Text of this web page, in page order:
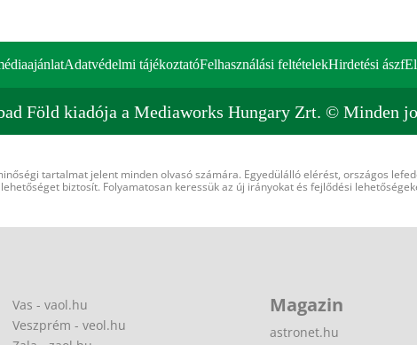
Adatvédelmi tájékoztatóFelhasználási feltételekHirdetési ászf
Föld kiadója a Mediaworks Hungary Zrt. © Minden
tartalmat jelent minden olvasó számára. Egyedülálló elérést, országos
biztosít. Folyamatosan keressük az új irányokat és fejlődési
Vas - vaol.hu
Veszprém - veol.hu
Magazin
astronet.hu